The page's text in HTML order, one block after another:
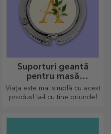
Suporturi geantă
pentru masă
personalizate
Viața este mai simplă cu acest
produs! Ia-l cu tine oriunde!